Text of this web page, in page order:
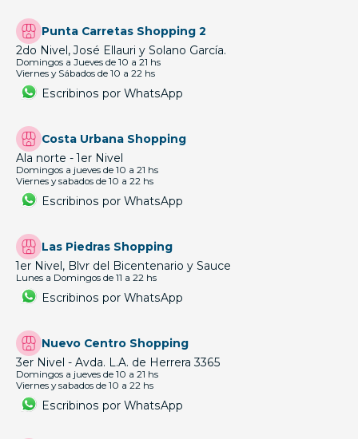
Punta Carretas Shopping 2
2do Nivel, José Ellauri y Solano García.
Domingos a Jueves de 10 a 21 hs
Viernes y Sábados de 10 a 22 hs
Escribinos por WhatsApp
Costa Urbana Shopping
Ala norte - 1er Nivel
Domingos a jueves de 10 a 21 hs
Viernes y sabados de 10 a 22 hs
Escribinos por WhatsApp
Las Piedras Shopping
1er Nivel, Blvr del Bicentenario y Sauce
Lunes a Domingos de 11 a 22 hs
Escribinos por WhatsApp
Nuevo Centro Shopping
3er Nivel - Avda. L.A. de Herrera 3365
Domingos a jueves de 10 a 21 hs
Viernes y sabados de 10 a 22 hs
Escribinos por WhatsApp